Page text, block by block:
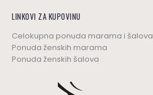
LINKOVI ZA KUPOVINU
Celokupna ponuda marama i šalova
Ponuda ženskih marama
Ponuda ženskih šalova